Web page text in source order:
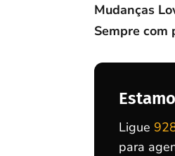
Mudanças
Sempre com
Ligue
para